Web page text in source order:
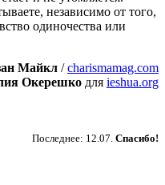
независимо от того,
одиночества или
Майкл /charismamag.com
Окерешко для ieshua.org
Последнее: 12.07. Спасибо!